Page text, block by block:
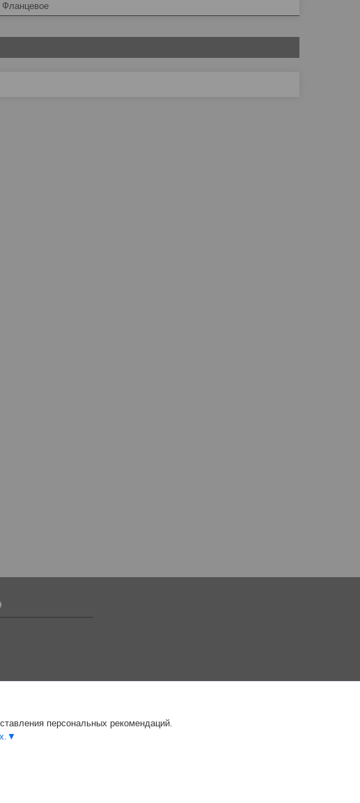
Фланцевое
персональных рекомендаций.